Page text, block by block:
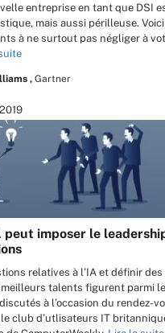
entreprise en tant que DSI
mais aussi périlleuse.
à ne surtout pas négliger à
, Gartner
peut imposer le
relatives à l’IA et définir
talents figurent parmi
à l’occasion du rendez-
club d’utlisateurs IT